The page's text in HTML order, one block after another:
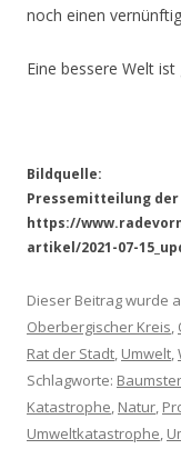
noch einen
Eine bessere Welt
Bildquelle:
Pressemitteilung der
https://
artikel/2021-07-
Dieser Beitrag wurde
Oberbergischer Kreis,
Rat der Stadt, Umwelt,
Schlagworte:
Katastrophe, Natur,
Umweltkatastrophe,